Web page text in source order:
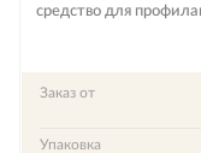
средство для
Заказ от
Упаковка